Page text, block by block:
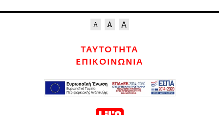
ΤΑΥΤΟΤΗΤΑ
ΕΠΙΚΟΙΝΩΝΙΑ